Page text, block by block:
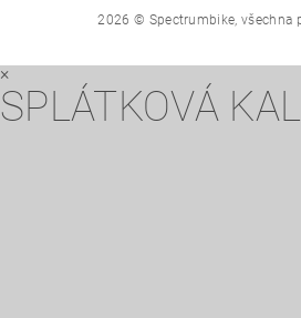
2026 © Spectrumbike, všechna
×
SPLÁTKOVÁ